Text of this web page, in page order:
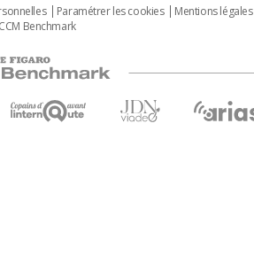
Paramétrer les cookies Mentions légales
Benchmark